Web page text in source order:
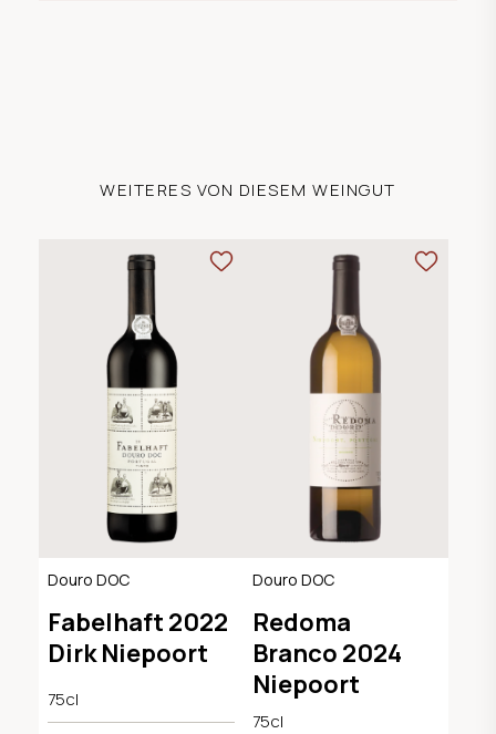
WEITERES VON DIESEM WEINGUT
Douro DOC
Fabelhaft 2022
Dirk Niepoort
75cl
Douro DOC
Redoma
Branco 2024
Niepoort
75cl